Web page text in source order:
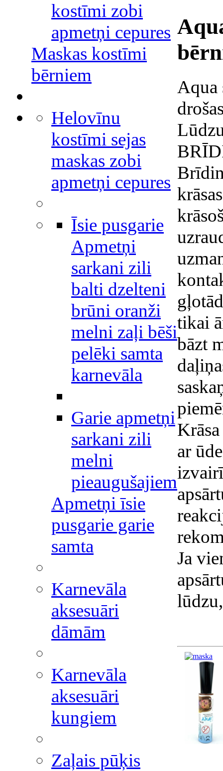
kostīmi zobi
apmetņi cepures
Maskas kostīmi
bērniem
Helovīnu
kostīmi sejas
maskas zobi
apmetņi cepures
Īsie pusgarie
Apmetņi
sarkani zili
balti dzelteni
brūni oranži
melni zaļi bēši
pelēki samta
karnevāla
Garie apmetņi
sarkani zili
melni
pieaugušajiem
Apmetņi īsie
pusgarie garie
samta
Karnevāla
aksesuāri
dāmām
Karnevāla
aksesuāri
kungiem
Zaļais pūķis
Aqua
tikai
bāzt
ar
Ja